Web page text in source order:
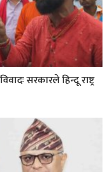
सरकारले हिन्दू राष्ट्र